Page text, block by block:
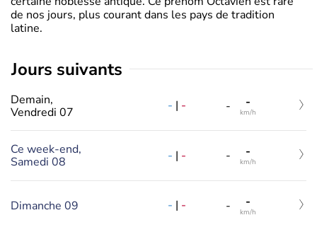
de nos jours, plus courant dans les pays de tradition
latine.
jours suivants
Demain,
Vendredi 07
- | - - -
km/h
Ce week-end,
Samedi 08
- | - - -
km/h
Dimanche 09 - | - - -
km/h